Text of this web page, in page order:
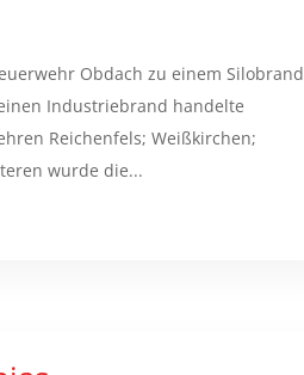
Obdach zu einem Silobrand
Industriebrand handelte
Reichenfels; Weißkirchen;
wurde die...